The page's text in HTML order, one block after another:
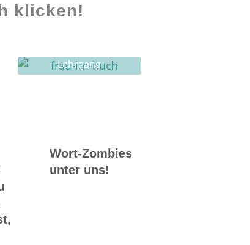
klicken!
Lehrgang
Ghostwriting
Wort-Zombies
unter uns!